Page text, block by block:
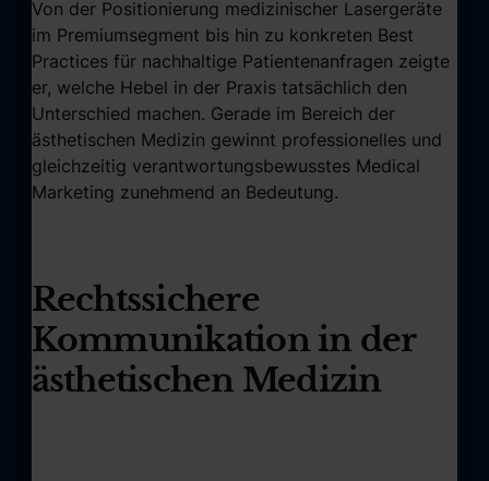
Von der Positionierung medizinischer Lasergeräte
im Premiumsegment bis hin zu konkreten Best
Practices für nachhaltige Patientenanfragen zeigte
er, welche Hebel in der Praxis tatsächlich den
Unterschied machen. Gerade im Bereich der
ästhetischen Medizin gewinnt professionelles und
gleichzeitig verantwortungsbewusstes Medical
Marketing zunehmend an Bedeutung.
Rechtssichere
Kommunikation in der
ästhetischen Medizin